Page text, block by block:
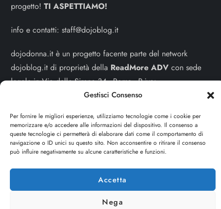
Gestisci Consenso
Per fornire le migliori esperienze, utilizziamo tecnologie come i cookie per
memorizzare e/o accedere alle informazioni del dispositivo. Il consenso a
queste tecnologie ci permetterà di elaborare dati come il comportamento di
navigazione o ID unici su questo sito. Non acconsentire o ritirare il consenso
può influire negativamente su alcune caratteristiche e funzioni.
Accetta
Nega
progetto!TI ASPETTIAMO!
info e contatti:staff@dojoblog.it
dojodonna.it è un progetto facente parte del network
dojoblog.it di proprietà della ReadMore ADV con sede
legale in Via delle Sirene 34 - Roma - P.iva:
Sitemap - Privacy Policy- Cookie Policy
Cerca